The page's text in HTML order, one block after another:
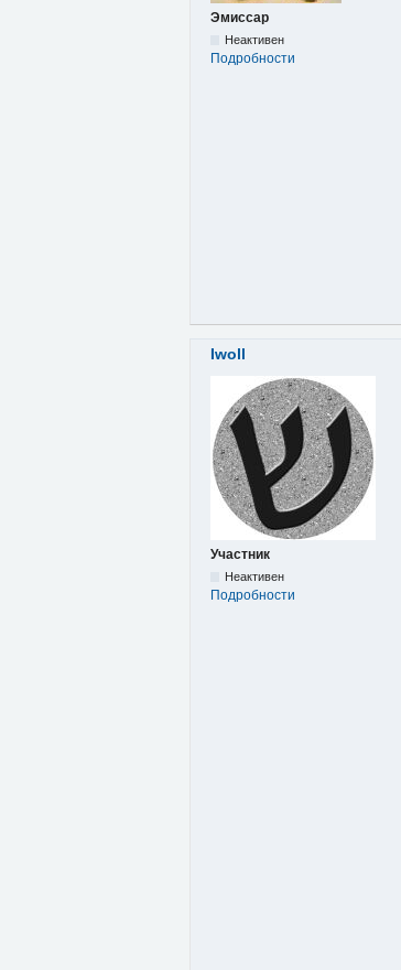
Эмиссар
Неактивен
Подробности
Iwoll
Участник
Неактивен
Подробности